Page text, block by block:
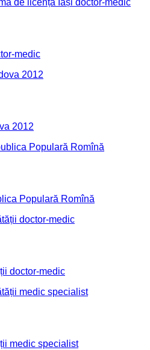
medic
2012
Populară Romînă
doctor-medic
medic specialist